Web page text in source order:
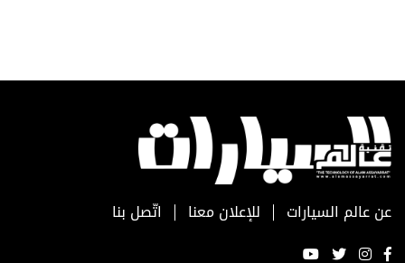
عن عالم السيارات للإعلان معنا اتّصل بنا